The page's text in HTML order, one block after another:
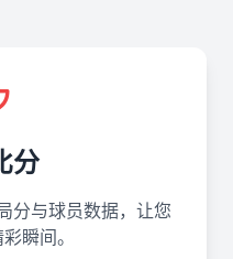
分
分与球员数据，让您
瞬间。